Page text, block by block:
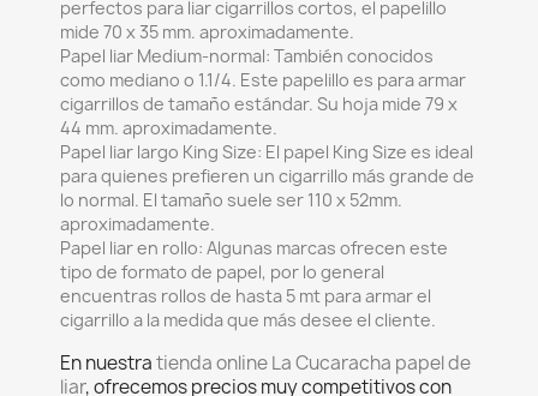
perfectos para liar cigarrillos cortos, el papelillo
mide 70 x 35 mm. aproximadamente.
Papel liar Medium-normal: También conocidos
como mediano o 1.1/4. Este papelillo es para armar
cigarrillos de tamaño estándar. Su hoja mide 79 x
44 mm. aproximadamente.
Papel liar largo King Size: El papel King Size es ideal
para quienes prefieren un cigarrillo más grande de
lo normal. El tamaño suele ser 110 x 52mm.
aproximadamente.
Papel liar en rollo: Algunas marcas ofrecen este
tipo de formato de papel, por lo general
encuentras rollos de hasta 5 mt para armar el
cigarrillo a la medida que más desee el cliente.
En nuestratienda online La Cucaracha papel de
liar, ofrecemos precios muy competitivos con